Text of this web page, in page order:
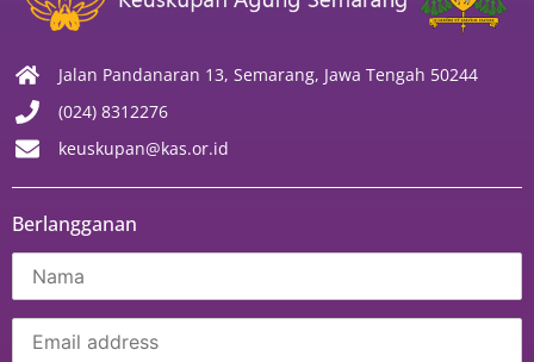
Jalan Pandanaran 13, Semarang, Jawa Tengah 50244
(024) 8312276
keuskupan@kas.or.id
Berlangganan